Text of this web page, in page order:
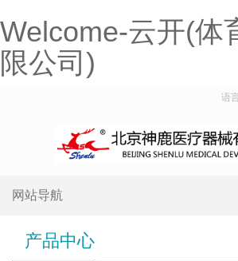
Welcome-云开(体
限公司)
语
网站导航
产品中心